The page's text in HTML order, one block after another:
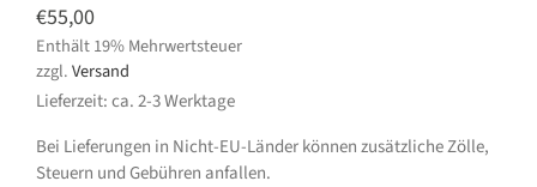
€55,00
Enthält 19% Mehrwertsteuer
zzgl.Versand
Lieferzeit: ca. 2-3 Werktage
Bei Lieferungen in Nicht-EU-Länder können zusätzliche Zölle,
Steuern und Gebühren anfallen.